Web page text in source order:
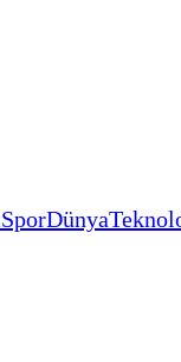
SporDünya